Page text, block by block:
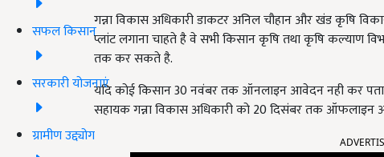
सफल किसान
सरकारी योजनाएं
ग्रामीण उद्द्योग
गन्ना विकास अधिकारी डाकटर अनिल चौहान और खंड कृषि
प्लांट लगाना चाहते है वे सभी किसान कृषि तथा कृषि कल्याण
तक कर सकते है.
यदि कोई किसान 30 नवंबर तक ऑनलाइन आवेदन नही कर पता
सहायक गन्ना विकास अधिकारी को 20 दिसंबर तक